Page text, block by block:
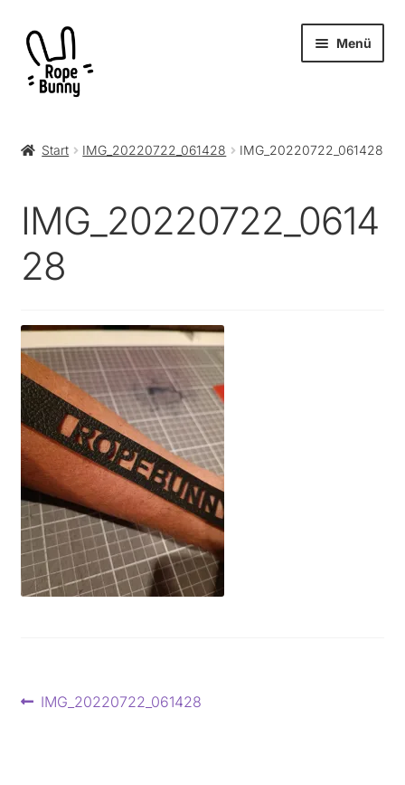
Zur
Navigation
springen
Zum
Inhalt
springen
Menü
öffnen
Museum
Journal
Start IMG_20220722_061428 IMG_20220722_061428
IMG_20220722_0614
28
Beitragsnavigation
Vorheriger
IMG_20220722_061428